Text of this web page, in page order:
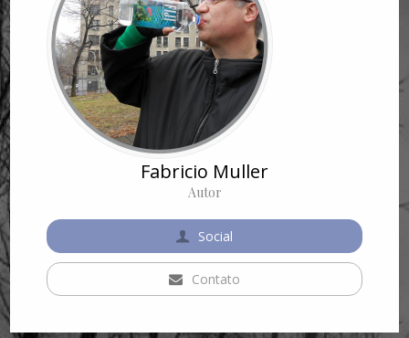
Fabricio Muller
Autor
Social
Contato